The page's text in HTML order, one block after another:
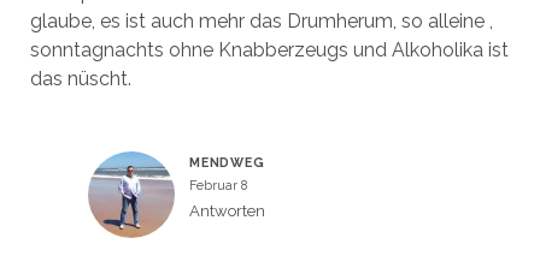
glaube, es ist auch mehr das Drumherum, so alleine ,
sonntagnachts ohne Knabberzeugs und Alkoholika ist
das nüscht.
MENDWEG
Februar 8
Antworten